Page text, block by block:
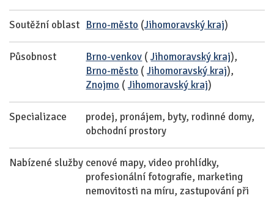
Soutěžní oblast Brno-město (Jihomoravský kraj)
Působnost Brno-venkov (Jihomoravský kraj),
Brno-město (Jihomoravský kraj),
Znojmo (Jihomoravský kraj)
Specializace
prodej, pronájem, byty, rodinné domy,
obchodní prostory
Nabízené služby cenové mapy, video prohlídky,
profesionální fotografie, marketing
nemovitosti na míru, zastupování při